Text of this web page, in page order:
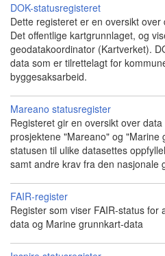
DOK-statusregisteret
Dette registeret er en oversikt
Det offentlige kartgrunnlaget, og
geodatakoordinator (Kartverket).
data som er tilrettelagt for
byggesaksarbeid.
Mareano statusregister
Registeret gir en oversikt over
prosjektene "Mareano" og "Marine
statusen til ulike datasettes
samt andre krav fra den nasjonale
FAIR-register
Register som viser FAIR-status for
data og Marine grunnkart-data